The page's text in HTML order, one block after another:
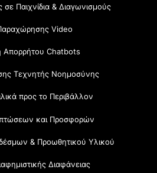
Παιχνίδια & Διαγωνισμούς
Video
Απορρήτου Chatbots
Τεχνητής Νοημοσύνης
προς το Περιβάλλον
και Προσφορών
& Προωθητικού Υλικού
Διαφάνειας